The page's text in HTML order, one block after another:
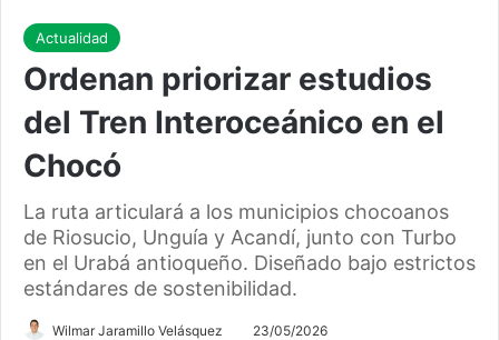
Actualidad
Ordenan priorizar estudios
del Tren Interoceánico en el
Chocó
La ruta articulará a los municipios chocoanos
de Riosucio, Unguía y Acandí, junto con Turbo
en el Urabá antioqueño. Diseñado bajo estrictos
estándares de sostenibilidad.
Wilmar Jaramillo Velásquez 23/05/2026